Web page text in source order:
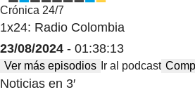
Crónica 24/7
1x24: Radio Colombia
23/08/2024 - 01:38:13
Ver más episodios Ir al podcast
Noticias en 3′